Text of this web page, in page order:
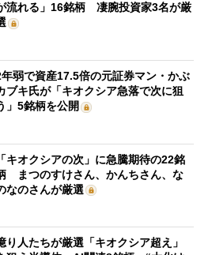
流れる」16銘柄 凄腕投資家3名が厳
弱で資産17.5倍の元証券マン・かぶ
ブキ氏が「キオクシア急落で次に狙
」5銘柄を公開
「キオクシアの次」に急騰期待の22銘
まつのすけさん、かんちさん、な
なのさんが厳選
り人たちが厳選「キオクシア超え」